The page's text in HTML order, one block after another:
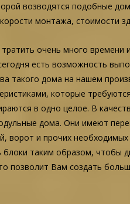
возводятся подобные
монтажа, стоимости
очень много времени
есть возможность
такого дома на нашем
которые
в одно целое. В
дома. Они имеют
ворот и прочих
таким образом, чтобы
позволит Вам создать